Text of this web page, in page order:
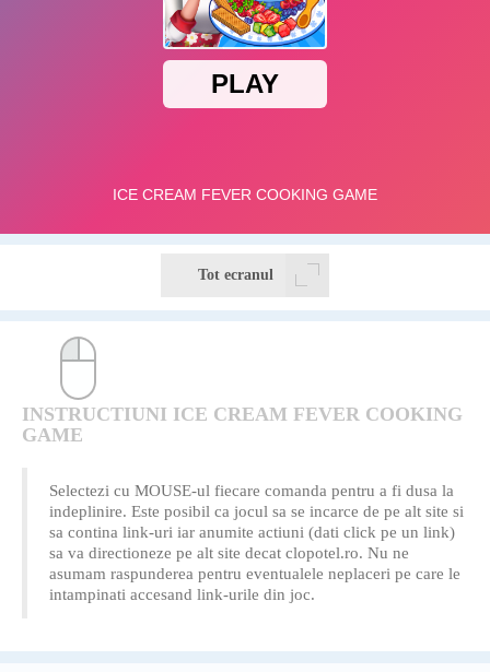
Tot ecranul
INSTRUCTIUNI ICE CREAM FEVER COOKING
GAME
Selectezi cu MOUSE-ul fiecare comanda pentru a fi dusa la
indeplinire. Este posibil ca jocul sa se incarce de pe alt site si
sa contina link-uri iar anumite actiuni (dati click pe un link)
sa va directioneze pe alt site decat clopotel.ro. Nu ne
asumam raspunderea pentru eventualele neplaceri pe care le
intampinati accesand link-urile din joc.